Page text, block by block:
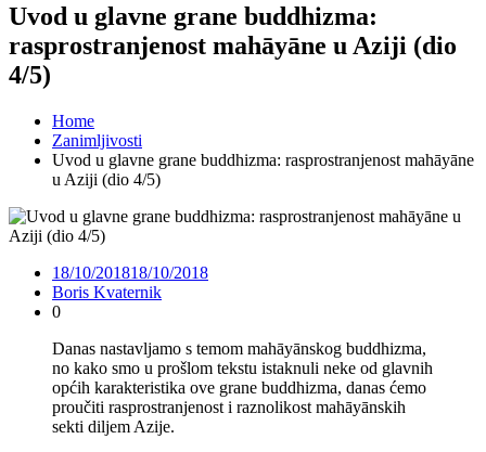
Uvod u glavne grane buddhizma:
rasprostranjenost mahāyāne u Aziji (dio
4/5)
Home
Zanimljivosti
Uvod u glavne grane buddhizma: rasprostranjenost mahāyāne
u Aziji (dio 4/5)
18/10/201818/10/2018
Boris Kvaternik
0
Danas nastavljamo s temom mahāyānskog buddhizma,
no kako smo u prošlom tekstu istaknuli neke od glavnih
općih karakteristika ove grane buddhizma, danas ćemo
proučiti rasprostranjenost i raznolikost mahāyānskih
sekti diljem Azije.